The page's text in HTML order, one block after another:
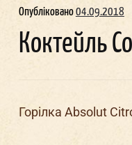
Опубліковано04.09.2018
Коктейль
Горілка Absolut